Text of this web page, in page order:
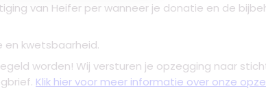
van Heifer per wanneer je donatie en de
kwetsbaarheid.
worden! Wij versturen je opzegging naar
Klik hier voor meer informatie over onze